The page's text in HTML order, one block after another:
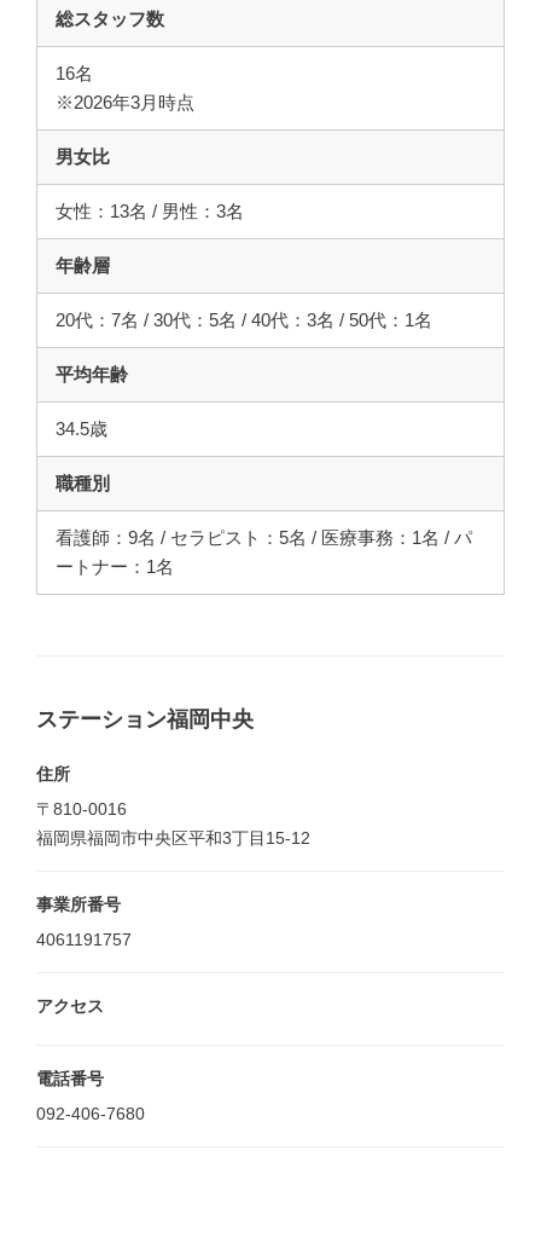
総スタッフ数
16名
※2026年3月時点
男女比
女性：13名 / 男性：3名
年齢層
20代：7名 / 30代：5名 / 40代：3名 / 50代：1名
平均年齢
34.5歳
職種別
看護師：9名 / セラピスト：5名 / 医療事務：1名 / パ
ートナー：1名
ステーション福岡中央
住所
〒810-0016
福岡県福岡市中央区平和3丁目15-12
事業所番号
4061191757
アクセス
電話番号
092-406-7680